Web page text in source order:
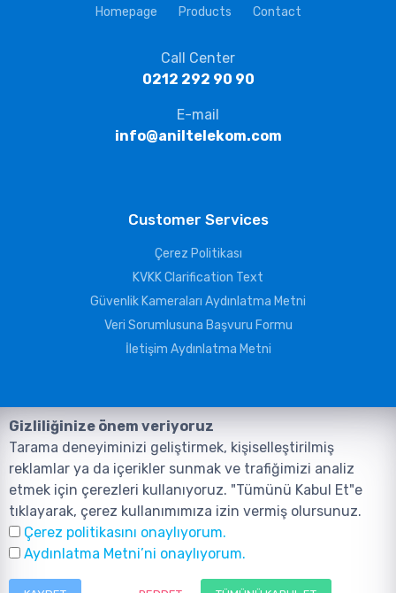
Homepage Products Contact
Call Center
0212 292 90 90
E-mail
info@aniltelekom.com
Customer Services
Çerez Politikası
KVKK Clarification Text
Güvenlik Kameraları Aydınlatma Metni
Veri Sorumlusuna Başvuru Formu
İletişim Aydınlatma Metni
©2026, Tüm Hakları ANIL TELEKOMÜNİKASYON GÜVENLİK VE BİLİŞİM
SİSTEMLERİ SAN. TİC. LTD. ŞTİ. aittir.Design and Software:
Tasarım Yazılım ve Teknoloji
Gizliliğinize önem veriyoruz
Tarama deneyiminizi geliştirmek, kişiselleştirilmiş
reklamlar ya da içerikler sunmak ve trafiğimizi analiz
etmek için çerezleri kullanıyoruz. "Tümünü Kabul Et"e
tıklayarak, çerez kullanımımıza izin vermiş olursunuz.
Çerez politikasını onaylıyorum.
Aydınlatma Metni’ni onaylıyorum.